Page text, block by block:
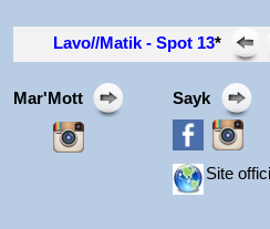
Lavo//Matik - Spot 13*
Mar'Mott Sayk
Site